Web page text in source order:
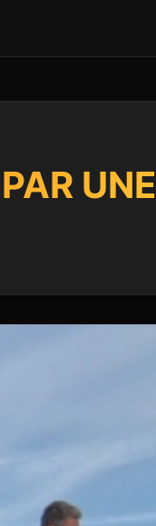
UNE